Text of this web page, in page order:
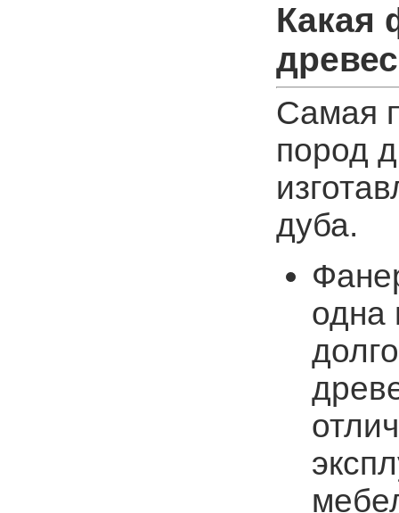
Какая
Самая
пород
дуба.
одна